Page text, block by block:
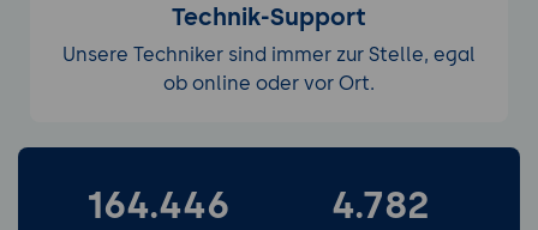
Technik-Support
Unsere Techniker sind immer zur Stelle, egal
ob online oder vor Ort.
Weitere Services entdecken
164.446 4.782